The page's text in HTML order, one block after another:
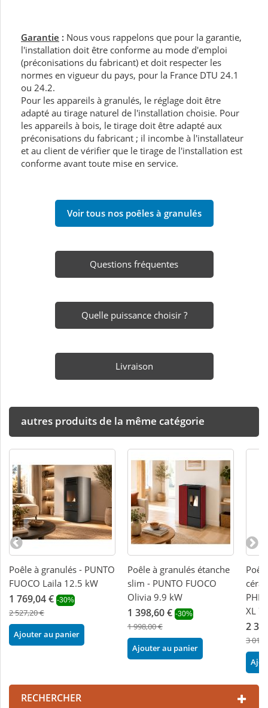
Garantie : Nous vous rappelons que pour la garantie,
l'installation doit être conforme au mode d'emploi
(préconisations du fabricant) et doit respecter les
normes en vigueur du pays, pour la France DTU 24.1
ou 24.2.
Pour les appareils à granulés, le réglage doit être
adapté au tirage naturel de l'installation choisie. Pour
les appareils à bois, le tirage doit être adapté aux
préconisations du fabricant ; il incombe à l'installateur
et au client de vérifier que le tirage de l'installation est
conforme avant toute mise en service.
Voir tous nos poêles à granulés
Questions fréquentes
Quelle puissance choisir ?
Livraison
autres produits de la même catégorie
Poêle à granulés - PUNTO
FUOCO Laila 12.5 kW
1 769,04 € -30%
2 527,20 €
Ajouter au panier
Poêle à granulés étanche
slim - PUNTO FUOCO
Olivia 9.9 kW
1 398,60 € -30%
1 998,00 €
Ajouter au panier
XL
2
3
RECHERCHER